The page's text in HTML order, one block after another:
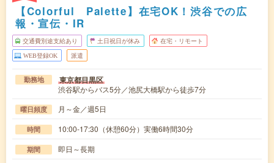
【Colorful Palette】在宅OK！渋谷での広
報・宣伝・IR
交通費別途支給あり 土日祝日が休み 在宅・リモート
WEB登録OK 派遣
勤務地 東京都目黒区
渋谷駅からバス5分／池尻大橋駅から徒歩7分
曜日頻度 月～金／週5日
時間 10:00-17:30（休憩60分）実働6時間30分
期間 即日～長期